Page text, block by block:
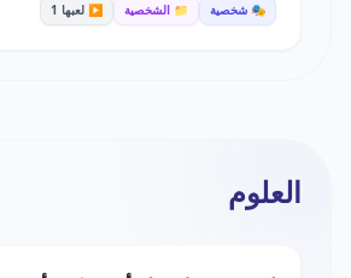
🎭 شخصية 📁 الشخصية ▶️ لعبها 1
العلوم